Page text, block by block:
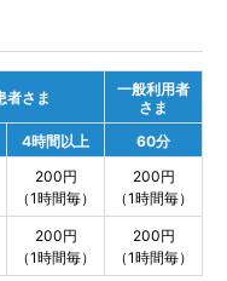
者さま
一般利用者
さま
4時間以上 60分
200円
（1時間毎）
200円
（1時間毎）
200円
（1時間毎）
200円
（1時間毎）